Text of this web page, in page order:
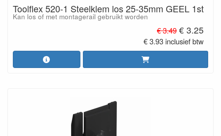
Toolflex 520-1 Steelklem los 25-35mm GEEL 1st
Kan los of met montagerail gebruikt worden
€ 3.49 € 3.25
€ 3.93 inclusief btw